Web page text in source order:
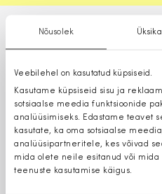
Nõusolek
Veebilehel on kasutatud küpsiseid.
Kasutame küpsiseid sisu ja
sotsiaalse meedia funktsioonide
analüüsimiseks. Edastame teavet
kasutate, ka oma sotsiaalse
analüüsipartneritele, kes võivad
mida olete neile esitanud või mida
teenuste kasutamise käigus.